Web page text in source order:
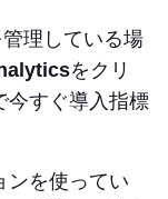
理している場
をクリ
今すぐ導入指標
ンを使ってい